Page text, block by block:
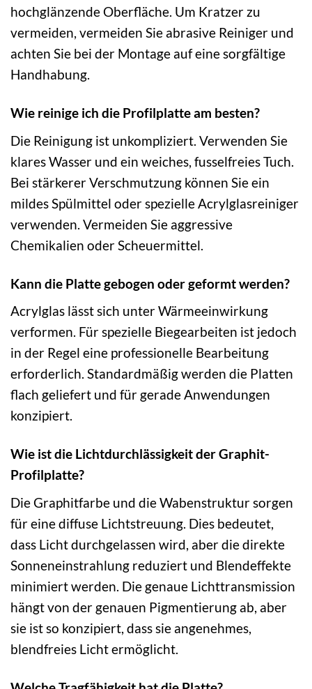
hochglänzende Oberfläche. Um Kratzer zu
vermeiden, vermeiden Sie abrasive Reiniger und
achten Sie bei der Montage auf eine sorgfältige
Handhabung.
Wie reinige ich die Profilplatte am besten?
Die Reinigung ist unkompliziert. Verwenden Sie
klares Wasser und ein weiches, fusselfreies Tuch.
Bei stärkerer Verschmutzung können Sie ein
mildes Spülmittel oder spezielle Acrylglasreiniger
verwenden. Vermeiden Sie aggressive
Chemikalien oder Scheuermittel.
Kann die Platte gebogen oder geformt werden?
Acrylglas lässt sich unter Wärmeeinwirkung
verformen. Für spezielle Biegearbeiten ist jedoch
in der Regel eine professionelle Bearbeitung
erforderlich. Standardmäßig werden die Platten
flach geliefert und für gerade Anwendungen
konzipiert.
Wie ist die Lichtdurchlässigkeit der Graphit-
Profilplatte?
Die Graphitfarbe und die Wabenstruktur sorgen
für eine diffuse Lichtstreuung. Dies bedeutet,
dass Licht durchgelassen wird, aber die direkte
Sonneneinstrahlung reduziert und Blendeffekte
minimiert werden. Die genaue Lichttransmission
hängt von der genauen Pigmentierung ab, aber
sie ist so konzipiert, dass sie angenehmes,
blendfreies Licht ermöglicht.